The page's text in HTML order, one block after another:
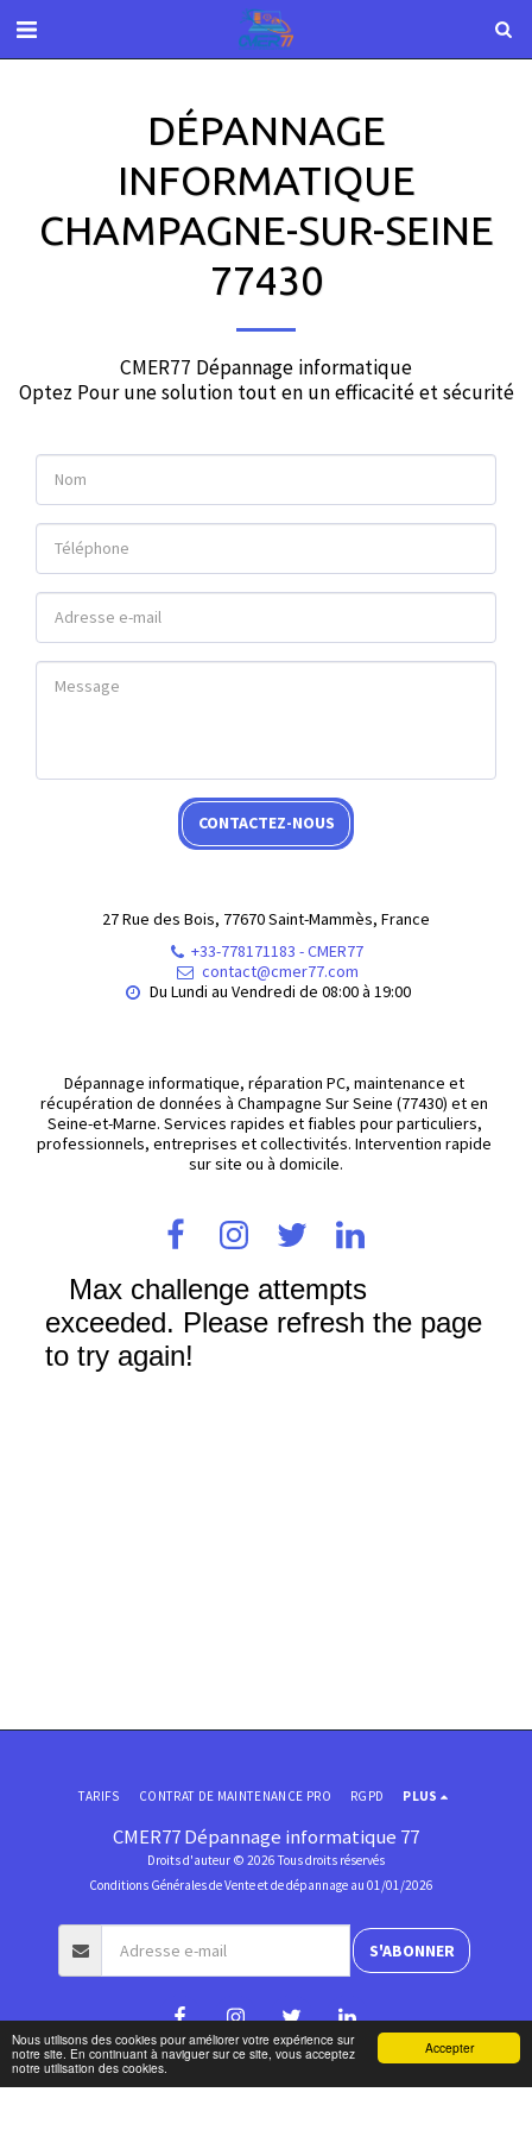
Accepter
Nous utilisons des cookies pour améliorer votre expérience sur
notre site. En continuant à naviguer sur ce site, vous acceptez
notre utilisation des cookies.
DÉPANNAGE
INFORMATIQUE
CHAMPAGNE-SUR-SEINE
77430
CMER77 Dépannage informatique
Optez Pour une solution tout en un efficacité et sécurité
CONTACTEZ-NOUS
27 Rue des Bois, 77670 Saint-Mammès, France
+33-778171183 -CMER77
contact@cmer77.com
Du Lundi au Vendredi de 08:00 à 19:00
Dépannage informatique, réparation PC, maintenance et
récupération de données à Champagne Sur Seine (77430) et en
Seine-et-Marne. Services rapides et fiables pour particuliers,
professionnels, entreprises et collectivités. Intervention rapide
sur site ou à domicile.
CMER77 Dépannage informatique 77
Droits d'auteur © 2026 Tous droits réservés
Conditions Générales de Vente et de dépannage au 01/01/2026
TARIFS CONTRAT DE MAINTENANCE PRO RGPD PLUS
S'ABONNER